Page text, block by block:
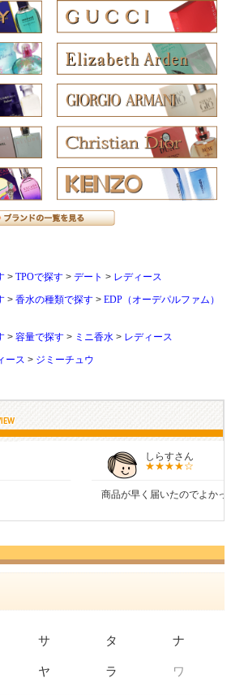
TPOで探す デート
レディース
香水の種類で探す
EDP（オーデパルファム）
容量で探す ミニ香水
レディース
ース ジミーチュウ
ったです。また利用させてもらいます！
サ タ ナ
ヤ ラ ワ